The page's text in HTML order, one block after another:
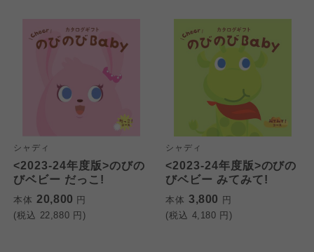
シャディ
<2023-24年度版>のびの
びベビー だっこ!
本体 20,800 円
(税込 22,880 円)
シャディ
<2023-24年度版>のびの
びベビー みてみて!
本体 3,800 円
(税込 4,180 円)
大阪いずみ市民生協
わかやま市民生協
大阪いずみ市民生協
わかやま市民生協
大阪いずみ市民生協
わかやま市民生協